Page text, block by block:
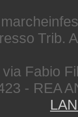
Trib.
Fabio
- REA